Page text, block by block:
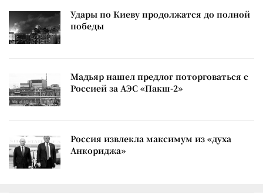
Удары по Киеву продолжатся до полной
победы
Мадьяр нашел предлог поторговаться с
Россией за АЭС «Пакш-2»
Россия извлекла максимум из «духа
Анкориджа»